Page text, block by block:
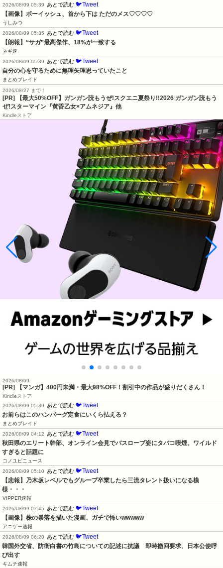
2026/08/09 05:39
あとで読む 🐦Tweet
【画像】ボーイッシュ、首から下は ただのメス♡♡♡♡
うしみつ
2026/08/09 05:35
あとで読む 🐦Tweet
【朗報】“サガ”最高傑作、18%が一致する
ネギ速
2026/08/09 05:39
あとで読む 🐦Tweet
自分の心を守るために無理矢理思っていたこと
まとめブレイド
2026/08/27 まで！
[PR]
【最大50%OFF】ガンガン読もうぜ!スクエニ夏祭り!!2026 ガンガン読もう
ぜ!スターマイン『黄昏乙女×アムネジア』他
Kindleストア
2026/08/09
[PR] 【マンガ】400円未満・最大98%OFF！割引中の作品が盛りだくさん！
Kindleストア
2026/08/09 05:39
あとで読む 🐦Tweet
お前らはこのハンバーグ定食にいくら払える？
まとめブレイド
2026/08/09 04:12
あとで読む 🐦Tweet
秋田県のエリート幹部、オンライン会見でバスローブ姿にタバコ喫煙。ワイルド
すぎると話題に
コノユビニュース
2026/08/09 05:10
あとで読む 🐦Tweet
【悲報】乃木坂レベルでもグループ卒業したら三流タレント扱いになる模
様・・・
VIPPER速報
2026/08/09 07:45
あとで読む 🐦Tweet
【画像】株の暴落を描いた漫画、ガチで怖いwwwww
アニゲー速報
2026/08/09 06:20
あとで読む 🐦Tweet
韓国外交省、防衛白書の竹島についての記述に抗議　即時撤回要求、日本公使呼
び出す
キムチ速報